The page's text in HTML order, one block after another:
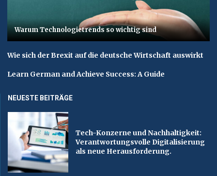
Warum Technologietrends so wichtig sind
Wie sich der Brexit auf die deutsche Wirtschaft auswirkt
Learn German and Achieve Success: A Guide
NEUESTE BEITRÄGE
Tech-Konzerne und Nachhaltigkeit:
Verantwortungsvolle Digitalisierung
als neue Herausforderung.